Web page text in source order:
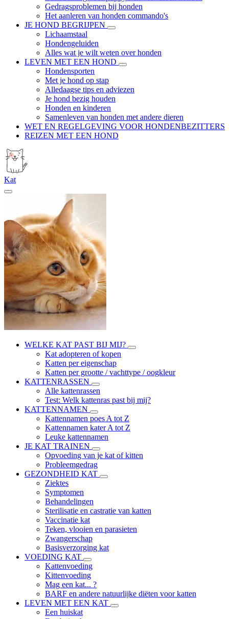
Gedragsproblemen bij honden
Het aanleren van honden commando's
JE HOND BEGRIJPEN
Lichaamstaal
Hondengeluiden
Alles wat je wilt weten over honden
LEVEN MET EEN HOND
Hondensporten
Met je hond op stap
Alledaagse tips en adviezen
Je hond bezig houden
Honden en kinderen
Samenleven van honden met andere dieren
WET EN REGELGEVING VOOR HONDENBEZITTERS
REIZEN MET EEN HOND
Kat
WELKE KAT PAST BIJ MIJ?
Kat adopteren of kopen
Katten per eigenschap
Katten per grootte / vachttype / oogkleur
KATTENRASSEN
Alle kattenrassen
Test: Welk kattenras past bij mij?
KATTENNAMEN
Kattennamen poes A tot Z
Kattennamen kater A tot Z
Leuke kattennamen
JE KAT TRAINEN
Opvoeding van je kat of kitten
Probleemgedrag
GEZONDHEID KAT
Ziektes
Symptomen
Behandelingen
Sterilisatie en castratie van katten
Vaccinatie kat
Teken, vlooien en parasieten
Zwangerschap
Basisverzorging kat
VOEDING KAT
Kattenvoeding
Kittenvoeding
Mag een kat... ?
BARF en andere natuurlijke diëten voor katten
LEVEN MET EEN KAT
Een huiskat